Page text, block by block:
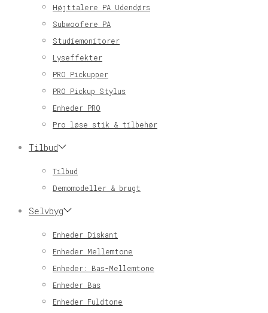
Højttalere PA Udendørs
Subwoofere PA
Studiemonitorer
Lyseffekter
PRO Pickupper
PRO Pickup Stylus
Enheder PRO
Pro løse stik & tilbehør
Tilbud
Tilbud
Demomodeller & brugt
Selvbyg
Enheder Diskant
Enheder Mellemtone
Enheder: Bas-Mellemtone
Enheder Bas
Enheder Fuldtone